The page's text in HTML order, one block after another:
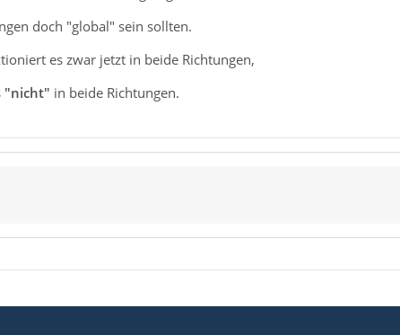
doch "global" sein sollten.
es zwar jetzt in beide Richtungen,
"nicht" in beide Richtungen.